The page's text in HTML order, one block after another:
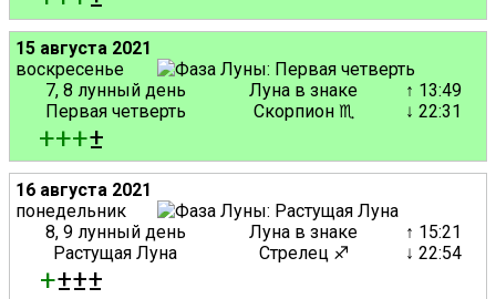
15 августа 2021
воскресенье
7, 8 лунный день
Первая четверть
Луна в знаке
Скорпион ♏
↑ 13:49
↓ 22:31
+++±
16 августа 2021
понедельник
8, 9 лунный день
Растущая Луна
Луна в знаке
Стрелец ♐
↑ 15:21
↓ 22:54
+±±±